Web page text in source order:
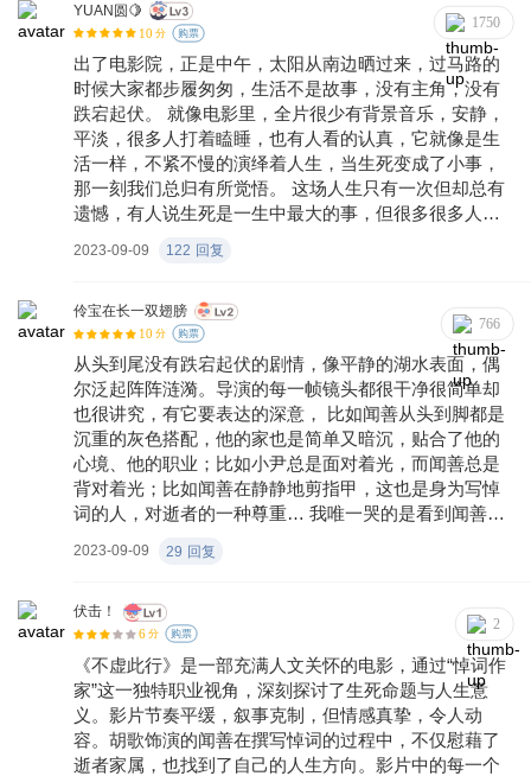
YUAN圆🍋
10 分 购票
1750
出了电影院，正是中午，太阳从南边晒过来，过马路的
时候大家都步履匆匆，生活不是故事，没有主角，没有
跌宕起伏。 就像电影里，全片很少有背景音乐，安静，
平淡，很多人打着瞌睡，也有人看的认真，它就像是生
活一样，不紧不慢的演绎着人生，当生死变成了小事，
那一刻我们总归有所觉悟。 这场人生只有一次但却总有
遗憾，有人说生死是一生中最大的事，但很多很多人却
亲之人而停滞不前，他们还有活着的亲人需要他们前
心，那么我们终将被压垮而崩溃，所以要让这些变成礼
物 让我们去更温暖平和的对待身边人 无论是亲人，爱人
或是朋友 去珍惜此刻去尽情的生活。所以….. 到底怎样
才算不虚此行呢？ 答案应该在我们每个人心里吧 🌟 推
荐：片子还是很挑人的
2023-09-09 122 回复
伶宝在长一双翅膀
10 分 购票
766
从头到尾没有跌宕起伏的剧情，像平静的湖水表面，偶
尔泛起阵阵涟漪。导演的每一帧镜头都很干净很简单却
也很讲究，有它要表达的深意， 比如闻善从头到脚都是
沉重的灰色搭配，他的家也是简单又暗沉，贴合了他的
心境、他的职业；比如小尹总是面对着光，而闻善总是
背对着光；比如闻善在静静地剪指甲，这也是身为写悼
词的人，对逝者的一种尊重… 我唯一哭的是看到闻善蹲
亲的前一句话音刚落就忍不住哭了起来，我在镜头前也
歌，他在演他自己，他心中想的也是他自己的母亲，那
一刻懂他所懂，受他所受。 这部影片很有深意，想必那
些经历过生离死别的人更能看懂它在讲什么，同时也能
像闻善一样释怀、接受、继续向前走，懂得了该如何直
面生命与死亡吧。 片名“不虚此行”，我的理解是来人间
一趟不能白来，总要学会什么懂得什么，去修行，最终
成为更好的自己，这样才算不虚此行。 人生八苦，生而
2023-09-09 29 回复
伏击！
6 分 购票
2
《不虚此行》是一部充满人文关怀的电影，通过“悼词作
家”这一独特职业视角，深刻探讨了生死命题与人生意
义。影片节奏平缓，叙事克制，但情感真挚，令人动
容。胡歌饰演的闻善在撰写悼词的过程中，不仅慰藉了
逝者家属，也找到了自己的人生方向。影片中的每一个